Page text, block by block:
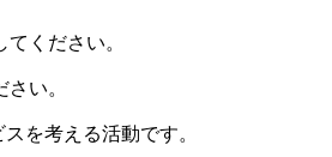
ください。
い。
を考える活動です。